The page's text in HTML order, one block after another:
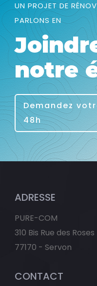
UN PROJET DE
PARLONS EN
notre
Demandez
48h
ADRESSE
PURE-COM
310 Bis Rue des Roses
77170 - Servon
CONTACT